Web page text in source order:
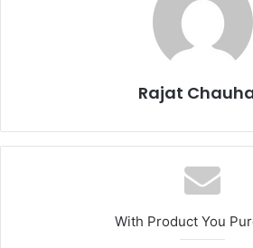
Rajat
With Product You